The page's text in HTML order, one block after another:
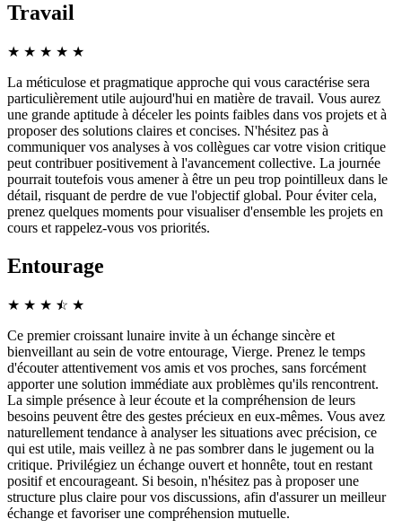
Travail
★ ★ ★ ★ ★
La méticulose et pragmatique approche qui vous caractérise sera
particulièrement utile aujourd'hui en matière de travail. Vous aurez
une grande aptitude à déceler les points faibles dans vos projets et à
proposer des solutions claires et concises. N'hésitez pas à
communiquer vos analyses à vos collègues car votre vision critique
peut contribuer positivement à l'avancement collective. La journée
pourrait toutefois vous amener à être un peu trop pointilleux dans le
détail, risquant de perdre de vue l'objectif global. Pour éviter cela,
prenez quelques moments pour visualiser d'ensemble les projets en
cours et rappelez-vous vos priorités.
Entourage
★ ★ ★ ☆
★ ★
Ce premier croissant lunaire invite à un échange sincère et
bienveillant au sein de votre entourage, Vierge. Prenez le temps
d'écouter attentivement vos amis et vos proches, sans forcément
apporter une solution immédiate aux problèmes qu'ils rencontrent.
La simple présence à leur écoute et la compréhension de leurs
besoins peuvent être des gestes précieux en eux-mêmes. Vous avez
naturellement tendance à analyser les situations avec précision, ce
qui est utile, mais veillez à ne pas sombrer dans le jugement ou la
critique. Privilégiez un échange ouvert et honnête, tout en restant
positif et encourageant. Si besoin, n'hésitez pas à proposer une
structure plus claire pour vos discussions, afin d'assurer un meilleur
échange et favoriser une compréhension mutuelle.